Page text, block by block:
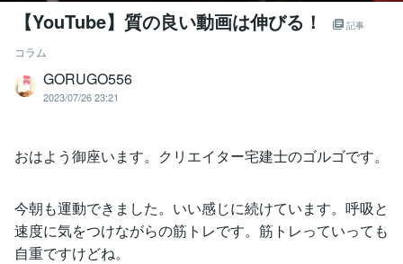
【YouTube】質の良い動画は伸びる！ 記事
コラム
GORUGO556
2023/07/26 23:21
おはよう御座います。クリエイター宅建士のゴルゴです。
今朝も運動できました。いい感じに続けています。呼吸と
速度に気をつけながらの筋トレです。筋トレっていっても
自重ですけどね。